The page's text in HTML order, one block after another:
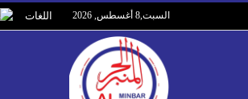
السبت,8 أغسطس, 2026 اللغات